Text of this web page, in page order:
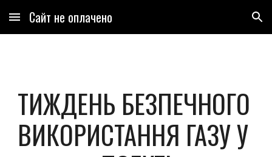
Skip to main content Skip to navigation
Сайт не оплачено
ТИЖДЕНЬ БЕЗПЕЧНОГО
ВИКОРИСТАННЯ ГАЗУ У